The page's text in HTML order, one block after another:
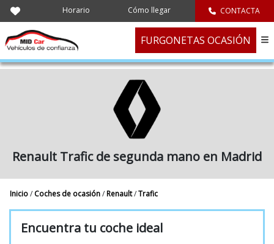
Horario Cómo llegar CONTACTA
FURGONETAS OCASIÓN
Renault Trafic de segunda mano en Madrid
Inicio/ Coches de ocasión/Renault/Trafic
Encuentra tu coche ideal